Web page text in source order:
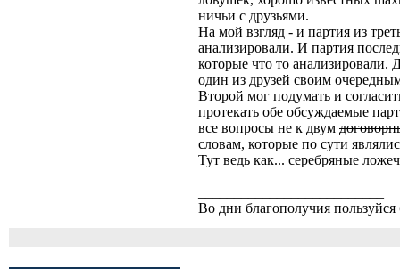
ничьи с друзьями.
На мой взгляд - и партия из
анализировали. И партия
которые что то анализировали.
один из друзей своим
Второй мог подумать и
протекать обе обсуждаемые
все вопросы не к двум
словам, которые по сути
Тут ведь как... серебряные
Во дни благополучия